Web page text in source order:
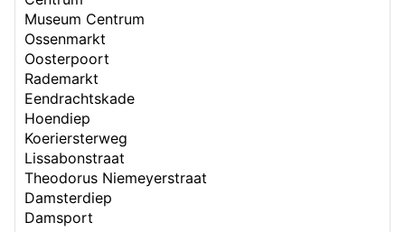
Museum Centrum
Ossenmarkt
Oosterpoort
Rademarkt
Eendrachtskade
Hoendiep
Koeriersterweg
Lissabonstraat
Theodorus Niemeyerstraat
Damsterdiep
Damsport